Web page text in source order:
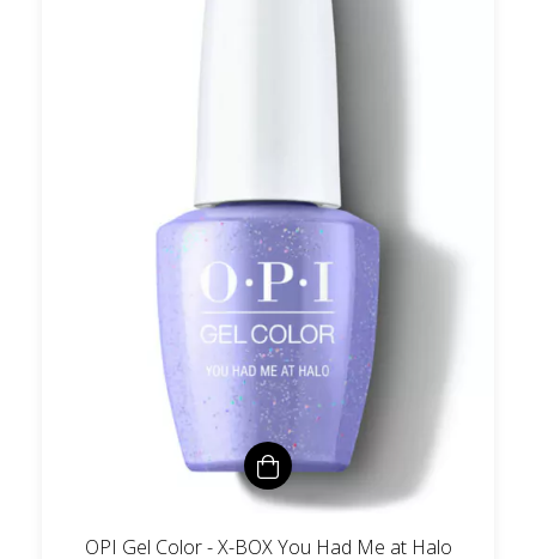
OPI Gel Color - X-BOX You Had Me at Halo